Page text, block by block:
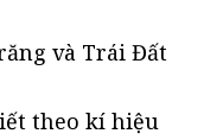
và Trái Đất
theo kí hiệu